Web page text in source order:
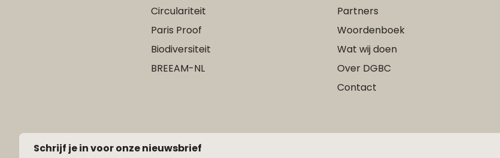
Circulariteit
Paris Proof
Biodiversiteit
BREEAM-NL
Partners
Woordenboek
Wat wij doen
Over DGBC
Contact
Schrijf je in voor onze nieuwsbrief